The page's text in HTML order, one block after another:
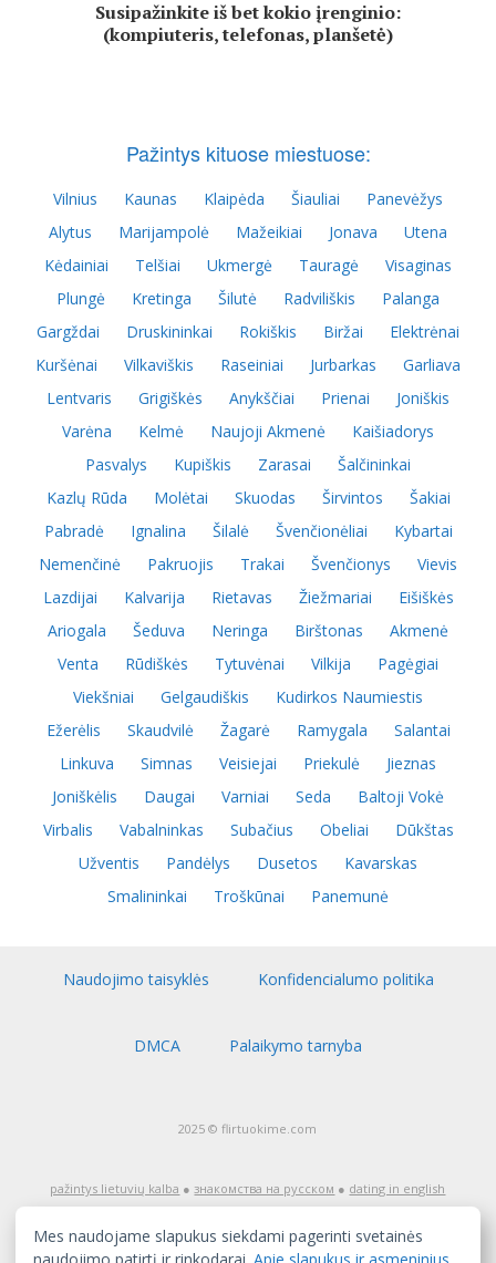
Susipažinkite iš bet kokio įrenginio:
(kompiuteris, telefonas, planšetė)
Pažintys kituose miestuose:
Vilnius Kaunas Klaipėda Šiauliai
Panevėžys
Alytus
Marijampolė Mažeikiai Jonava
Utena
Kėdainiai
Telšiai Ukmergė Tauragė
Visaginas
Plungė
Kretinga Šilutė Radviliškis
Palanga
Gargždai
Druskininkai Rokiškis Biržai
Elektrėnai
Kuršėnai
Vilkaviškis Raseiniai Jurbarkas
Garliava
Lentvaris
Grigiškės Anykščiai Prienai
Joniškis
Varėna
Kelmė Naujoji Akmenė
Kaišiadorys
Pasvalys
Kupiškis Zarasai
Šalčininkai
Kazlų Rūda
Molėtai Skuodas Širvintos
Šakiai
Pabradė
Ignalina Šilalė Švenčionėliai
Kybartai
Nemenčinė
Pakruojis Trakai Švenčionys
Vievis
Lazdijai
Kalvarija Rietavas Žiežmariai
Eišiškės
Ariogala
Šeduva Neringa Birštonas
Akmenė
Venta
Rūdiškės Tytuvėnai Vilkija
Pagėgiai
Viekšniai
Gelgaudiškis
Kudirkos Naumiestis
Ežerėlis
Skaudvilė Žagarė Ramygala
Salantai
Linkuva
Simnas Veisiejai Priekulė
Jieznas
Joniškėlis
Daugai Varniai Seda
Baltoji Vokė
Virbalis
Vabalninkas Subačius Obeliai
Dūkštas
Užventis
Pandėlys Dusetos
Kavarskas
Smalininkai
Troškūnai Panemunė
Naudojimo taisyklės Konfidencialumo politika
DMCA Palaikymo tarnyba
2025 © flirtuokime.com
pažintys lietuvių kalba ● знакомства на русском ● dating in english
18 metų amžiaus. Jeigu jūs dar nesate pasiekę pilnametystės,
nedelsiant išeikite iš šio tinklapio! Tinklapio turinys, įskaitant tai, ką
skelbia užregistruoti naudotojai, yra skirtas tik pažintims, ir jį gali
Mes naudojame slapukus siekdami pagerinti svetainės